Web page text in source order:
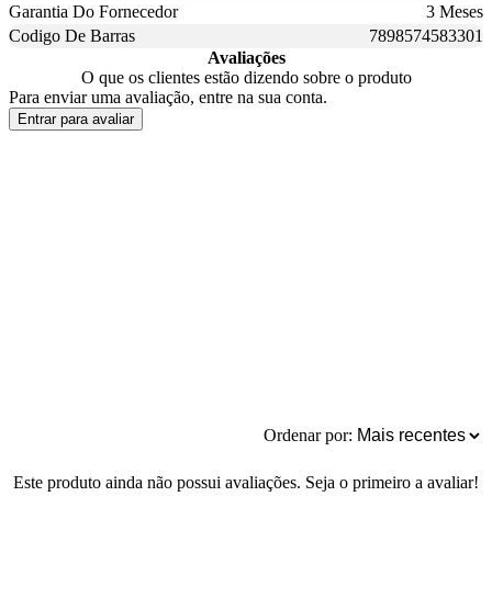
Garantia Do Fornecedor
3 Meses
Codigo De Barras
7898574583301
Avaliações
O que os clientes estão dizendo sobre o produto
Para enviar uma avaliação, entre na sua conta.
Entrar para avaliar
Ordenar por:
Este produto ainda não possui avaliações. Seja o primeiro a avaliar!